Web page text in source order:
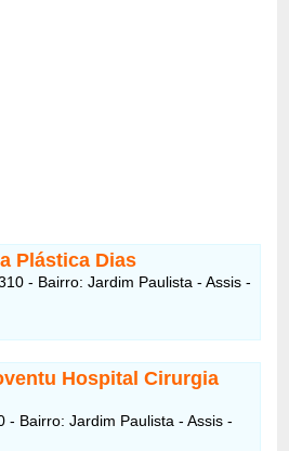
Plástica Dias
- Bairro: Jardim Paulista - Assis -
Hospital Cirurgia
- Bairro: Jardim Paulista - Assis -